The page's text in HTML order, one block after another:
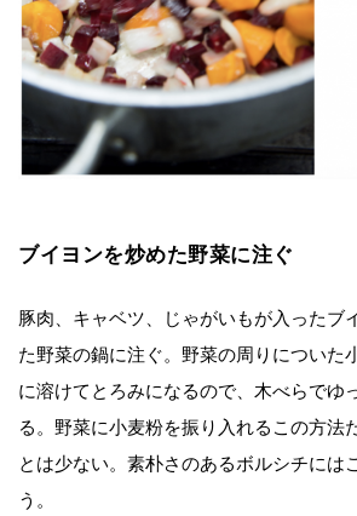
ブイヨンを炒めた野菜に注ぐ
豚肉、キャベツ、じゃがいもが入ったブ
た野菜の鍋に注ぐ。野菜の周りについた
に溶けてとろみになるので、木べらでゆ
る。野菜に小麦粉を振り入れるこの方法
とは少ない。素朴さのあるボルシチには
う。